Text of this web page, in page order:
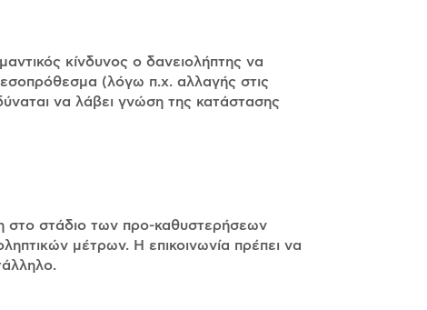
κίνδυνος ο δανειολήπτης να
(λόγω π.χ. αλλαγής στις
να λάβει γνώση της κατάστασης
στο στάδιο των προ-καθυστερήσεων
μέτρων. Η επικοινωνία πρέπει να